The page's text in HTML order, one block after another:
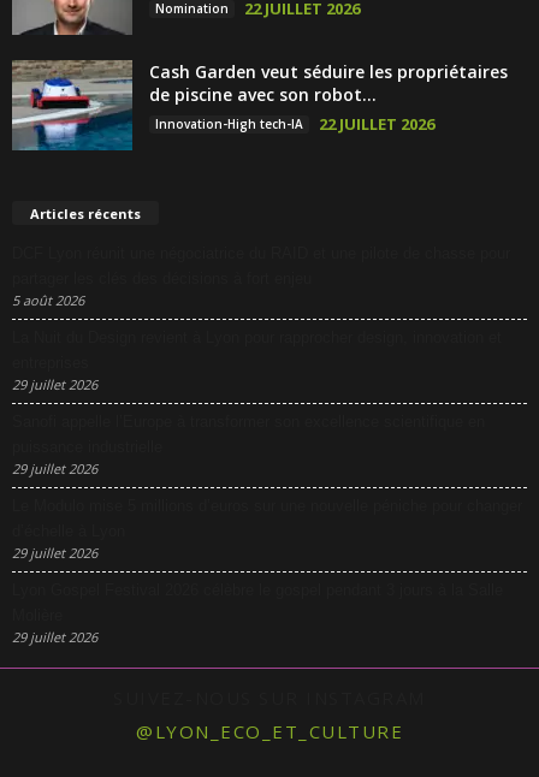
Nomination 22 JUILLET 2026
Cash Garden veut séduire les propriétaires
de piscine avec son robot...
Innovation-High tech-IA 22 JUILLET 2026
Articles récents
5 août 2026
29 juillet 2026
29 juillet 2026
29 juillet 2026
29 juillet 2026
@LYON_ECO_ET_CULTURE